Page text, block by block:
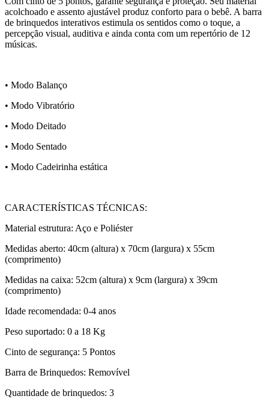
acolchoado e assento ajustável produz conforto para o bebê. A barra
de brinquedos interativos estimula os sentidos como o toque, a
percepção visual, auditiva e ainda conta com um repertório de 12
músicas.
• Modo Balanço
• Modo Vibratório
• Modo Deitado
• Modo Sentado
• Modo Cadeirinha estática
CARACTERÍSTICAS TÉCNICAS:
Material estrutura: Aço e Poliéster
Medidas aberto: 40cm (altura) x 70cm (largura) x 55cm
(comprimento)
Medidas na caixa: 52cm (altura) x 9cm (largura) x 39cm
(comprimento)
Idade recomendada: 0-4 anos
Peso suportado: 0 a 18 Kg
Cinto de segurança: 5 Pontos
Barra de Brinquedos: Removível
Quantidade de brinquedos: 3